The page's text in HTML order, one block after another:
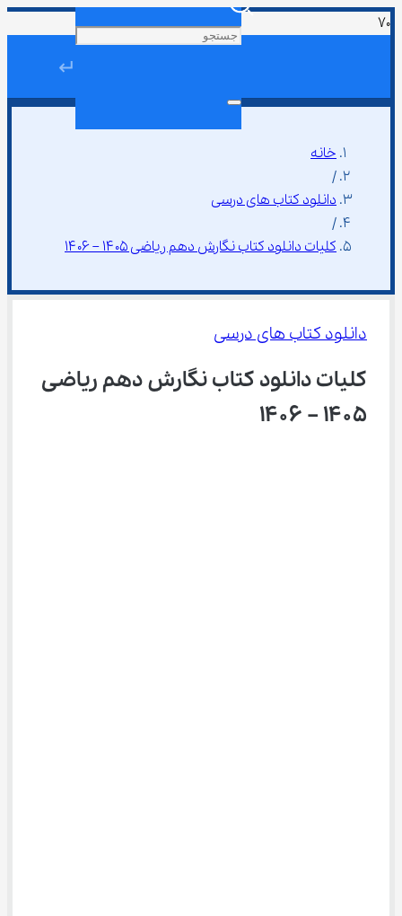
↵
خانه
/
دانلود کتاب های درسی
/
کلیات دانلود کتاب نگارش دهم ریاضی ۱۴۰۵ – ۱۴۰۶
دانلود کتاب های درسی
کلیات دانلود کتاب نگارش دهم ریاضی
۱۴۰۵ – ۱۴۰۶